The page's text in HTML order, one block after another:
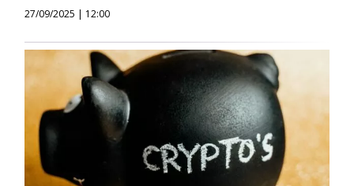
27/09/2025 | 12:00